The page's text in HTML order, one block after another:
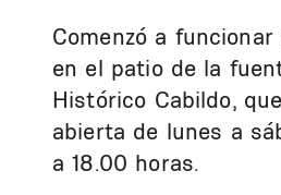
Comenzó a
en el patio de la
Histórico Cabildo,
abierta de lunes a
a 18.00 horas.